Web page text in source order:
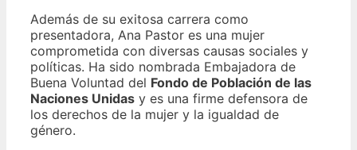
Además de su exitosa carrera como
presentadora, Ana Pastor es una mujer
comprometida con diversas causas sociales y
políticas. Ha sido nombrada Embajadora de
Buena Voluntad del Fondo de Población de las
Naciones Unidas y es una firme defensora de
los derechos de la mujer y la igualdad de
género.